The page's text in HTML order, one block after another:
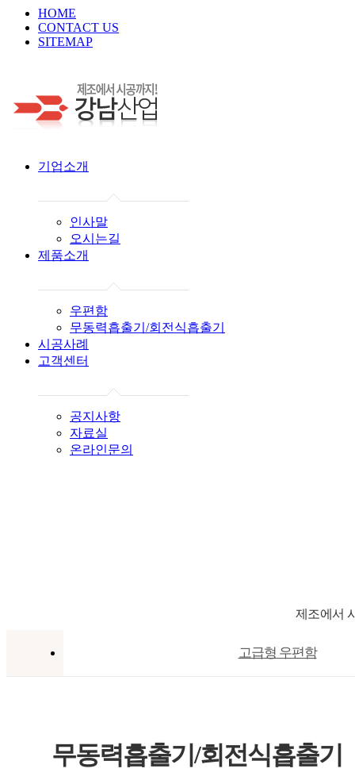
HOME
CONTACT US
SITEMAP
기업소개
인사말
오시는길
제품소개
우편함
무동력흡출기/회전식흡출기
시공사례
고객센터
공지사항
자료실
온라인문의
제조에서
고급형 우편함
무동력흡출기/회전식흡출기